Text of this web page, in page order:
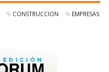
CONSTRUCCION
EMPRESAS